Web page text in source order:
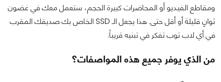
ومقاطع الفيديو أو المحاضرات كبيرة الحجم، ستعمل معك في غضون
ثوانٍ قليلة أو أقل حتى. هذا يجعل الـ SSD الخاص بك صديقك المقرب
في أي لاب توب تفكر في تبنيه قريباً.
من الذي يوفر جميع هذه المواصفات؟